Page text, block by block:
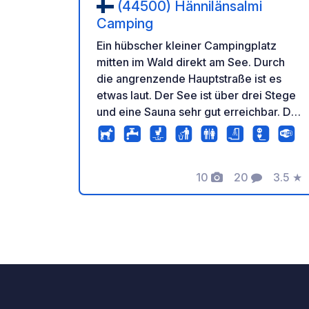
(44500) Hännilänsalmi
Camping
Ein hübscher kleiner Campingplatz
mitten im Wald direkt am See. Durch
die angrenzende Hauptstraße ist es
etwas laut. Der See ist über drei Stege
und eine Sauna sehr gut erreichbar. Die
Sauna kann täglich von 17:00 bis 19:00
Uhr kostenlos genutzt werden.
10
Fotos
20
Kommentare
3.5 ★